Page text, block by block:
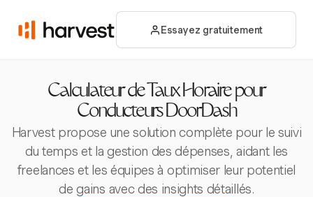
Essayez gratuitement
Calculateur de Taux Horaire pour
Conducteurs DoorDash
Harvest propose une solution complète pour le suivi
du temps et la gestion des dépenses, aidant les
freelances et les équipes à optimiser leur potentiel
de gains avec des insights détaillés.